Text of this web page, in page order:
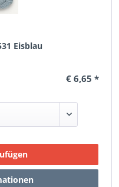
Eisblau
€ 6,65 *